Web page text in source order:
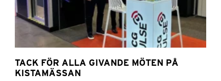
TACK FÖR ALLA GIVANDE MÖTEN PÅ
KISTAMÄSSAN